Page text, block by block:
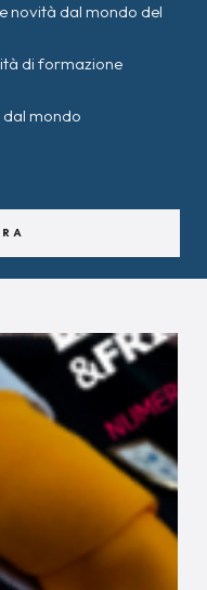
novità dal mondo del
di formazione
dal mondo